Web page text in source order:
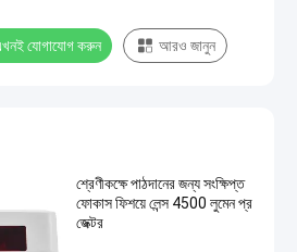
যোগাযোগ করুন আরও জানুন
শ্রেণীকক্ষে পাঠদানের জন্য সংক্ষিপ্ত
ফোকাস ফিশয়ে লেন্স 4500 লুমেন প্র
জেক্টর